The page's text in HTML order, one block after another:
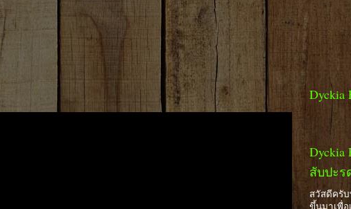
Dyckia
สับปะ
สวัสดีครั
ขึ้นมาเพื่อ